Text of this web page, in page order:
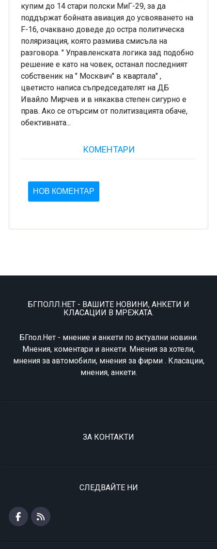
купим до 14 стари полски МиГ-29, за да
поддържат бойната авиация до усвояването на
F-16, очаквано доведе до остра политическа
поляризация, която размива смисъла на
разговора. " Управленската логика зад подобно
решение е като на човек, останал последният
собственик на " Москвич" в квартала" ,
цветисто написа съпредседателят на ДБ
Ивайло Мирчев и в някаква степен сигурно е
прав. Ако се отърсим от политизацията обаче,
обективната...
КОМЕНТАРИ
НОВ КОМЕНТАР
БГПОЛЛ.НЕТ - ВАШИТЕ НОВИНИ, АНКЕТИ И
КЛАСАЦИИ В МРЕЖАТА.
БГпол.Нет - мнение и анкети по актуални новини.
Мнения, коментари и анкети. Мнения за хотели,
мнения за автомобили, мнения за фирми . Класации,
мнения, анкети.
ЗА КОНТАКТИ
СЛЕДВАЙТЕ НИ